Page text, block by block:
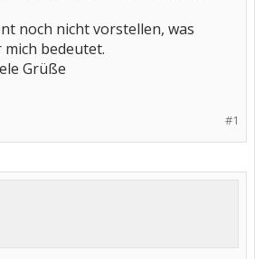
noch nicht vorstellen, was
bedeutet.
Grüße
#1